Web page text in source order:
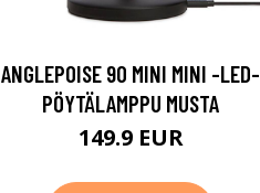
ANGLEPOISE 90 MINI MINI -LED-
PÖYTÄLAMPPU MUSTA
149.9 EUR